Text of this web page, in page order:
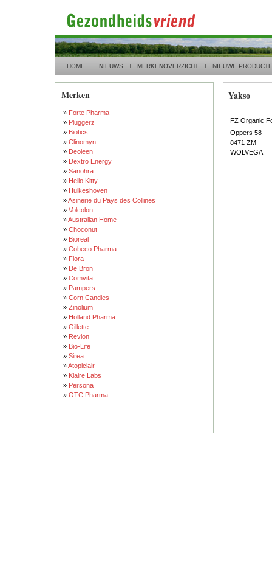
HOME NIEUWS MERKENOVERZICHT NIEUWE
Merken
» Forte Pharma
» Pluggerz
» Biotics
» Clinomyn
» Deoleen
» Dextro Energy
» Sanohra
» Hello Kitty
» Huikeshoven
»Asinerie du Pays des Collines
» Volcolon
»Australian Home
» Choconut
» Bioreal
» Cobeco Pharma
» Flora
» De Bron
» Comvita
» Pampers
» Corn Candies
» Zinolium
» Holland Pharma
» Gillette
» Revlon
» Bio-Life
» Sirea
»Atopiclair
» Klaire Labs
» Persona
» OTC Pharma
Yakso
FZ Organic
Oppers 58
8471 ZM
WOLVEGA